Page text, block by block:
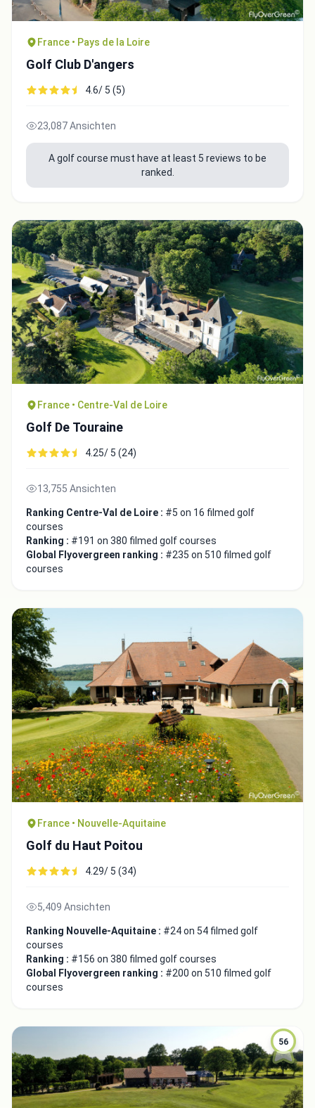
France • Pays de la Loire
Golf Club D'angers
4.6/ 5 (5)
23,087 Ansichten
A golf course must have at least 5 reviews to be
ranked.
France • Centre-Val de Loire
Golf De Touraine
4.25/ 5 (24)
13,755 Ansichten
Ranking Centre-Val de Loire : #5 on 16 filmed golf
courses
Ranking : #191 on 380 filmed golf courses
Global Flyovergreen ranking : #235 on 510 filmed golf
courses
France • Nouvelle-Aquitaine
Golf du Haut Poitou
4.29/ 5 (34)
5,409 Ansichten
Ranking Nouvelle-Aquitaine : #24 on 54 filmed golf
courses
Ranking : #156 on 380 filmed golf courses
Global Flyovergreen ranking : #200 on 510 filmed golf
courses
56